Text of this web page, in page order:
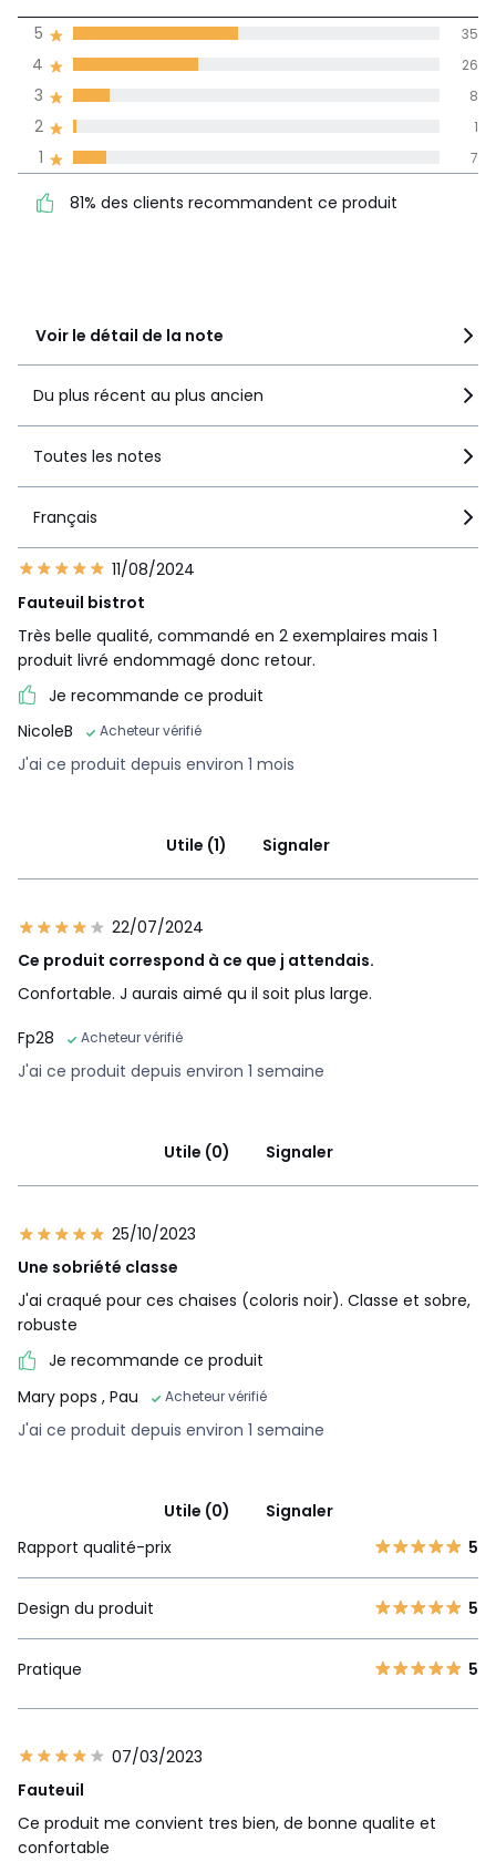
moyenne des avis
dans toutes les
4 26
5
Voir le détail de la note
1 7
2 1
3 8
4 26
5 35
81% des clients recommandent ce produit
Du plus récent au plus ancien
Toutes les notes
Français
11/08/2024
Fauteuil bistrot
Très belle qualité, commandé en 2 exemplaires mais 1
produit livré endommagé donc retour.
Je recommande ce produit
NicoleB
Acheteur vérifié
J'ai ce produit depuis environ 1 mois
Utile (1) Signaler
22/07/2024
Ce produit correspond à ce que j attendais.
Confortable. J aurais aimé qu il soit plus large.
Fp28
Acheteur vérifié
J'ai ce produit depuis environ 1 semaine
Utile (0) Signaler
25/10/2023
Une sobriété classe
J'ai craqué pour ces chaises (coloris noir). Classe et sobre,
robuste
Je recommande ce produit
Mary pops , Pau Acheteur vérifié
J'ai ce produit depuis environ 1 semaine
Utile (0)
Signaler
Rapport qualité-prix
5
Design du produit 5
Pratique 5
07/03/2023
Fauteuil
Ce produit me convient tres bien, de bonne qualite et
confortable